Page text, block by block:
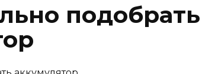
подобрать